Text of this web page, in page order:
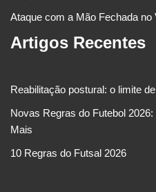
Ataque com a Mão Fechada no
Artigos Recentes
Reabilitação postural: o limite
Novas Regras do Futebol
Mais
10 Regras do Futsal 2026